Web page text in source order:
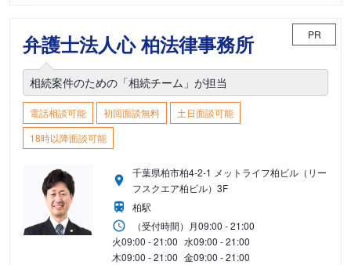
弁護士法人心 柏法律事務所 PR
相続案件のための「相続チーム」が担当
電話相談可能 初回面談無料
土日面談可能
18時以降面談可能
千葉県柏市柏4-2-1 メットライフ柏ビル（リー
フスクエア柏ビル）3F
柏駅
（受付時間） 月09:00 - 21:00
火09:00 - 21:00 水09:00 - 21:00
木09:00 - 21:00 金09:00 - 21:00